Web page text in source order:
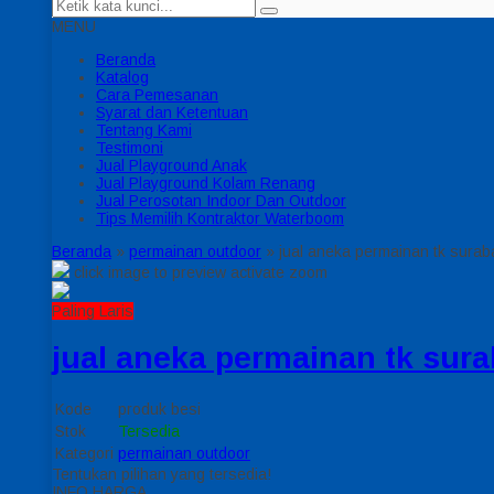
MENU
Beranda
Katalog
Cara Pemesanan
Syarat dan Ketentuan
Tentang Kami
Testimoni
Jual Playground Anak
Jual Playground Kolam Renang
Jual Perosotan Indoor Dan Outdoor
Tips Memilih Kontraktor Waterboom
Beranda » permainan outdoor » jual aneka permainan tk
click image to preview activate zoom
Paling Laris
jual aneka permainan tk
Kode
produk besi
Stok
Tersedia
Kategori permainan outdoor
Tentukan pilihan yang tersedia!